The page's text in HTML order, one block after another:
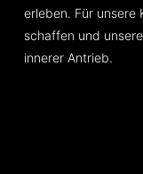
erleben. Für unsere
schaffen und
innerer Antrieb.